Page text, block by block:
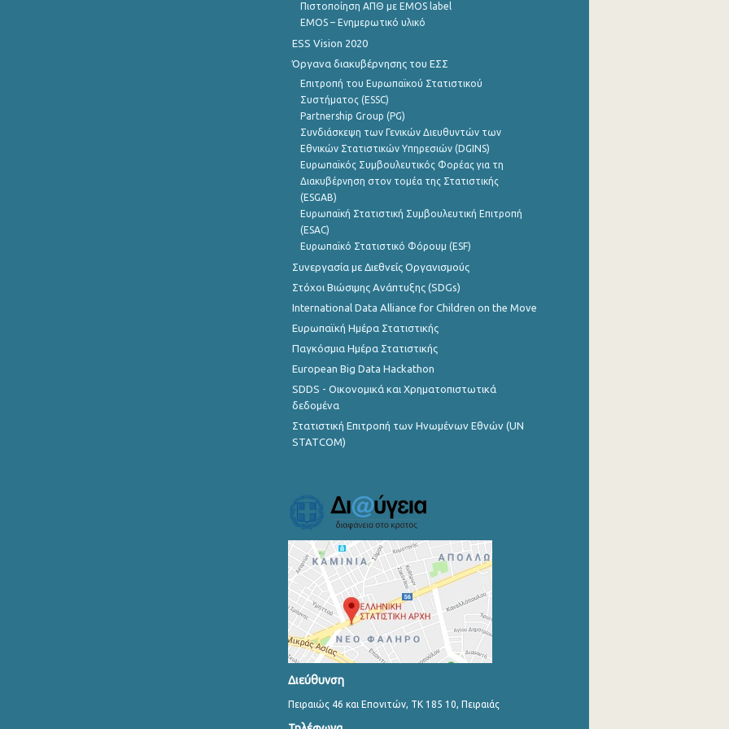
Πιστοποίηση ΑΠΘ με EMOS label
EMOS – Ενημερωτικό υλικό
ESS Vision 2020
Όργανα διακυβέρνησης του ΕΣΣ
Επιτροπή του Ευρωπαϊκού Στατιστικού
Συστήματος (ESSC)
Partnership Group (PG)
Συνδιάσκεψη των Γενικών Διευθυντών των
Εθνικών Στατιστικών Υπηρεσιών (DGINS)
Ευρωπαϊκός Συμβουλευτικός Φορέας για τη
Διακυβέρνηση στον τομέα της Στατιστικής
(ESGAB)
Ευρωπαϊκή Στατιστική Συμβουλευτική Επιτροπή
(ESAC)
Ευρωπαϊκό Στατιστικό Φόρουμ (ESF)
Συνεργασία με Διεθνείς Οργανισμούς
Στόχοι Βιώσιμης Ανάπτυξης (SDGs)
International Data Alliance for Children on the Move
Ευρωπαϊκή Ημέρα Στατιστικής
Παγκόσμια Ημέρα Στατιστικής
European Big Data Hackathon
SDDS - Οικονομικά και Χρηματοπιστωτικά
δεδομένα
Στατιστική Επιτροπή των Ηνωμένων Εθνών (UN
STATCOM)
Διεύθυνση
Πειραιώς 46 και Επονιτών, ΤΚ 185 10, Πειραιάς